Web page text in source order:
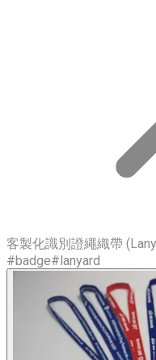
客製化識別證繩織帶
#badge#lanyard